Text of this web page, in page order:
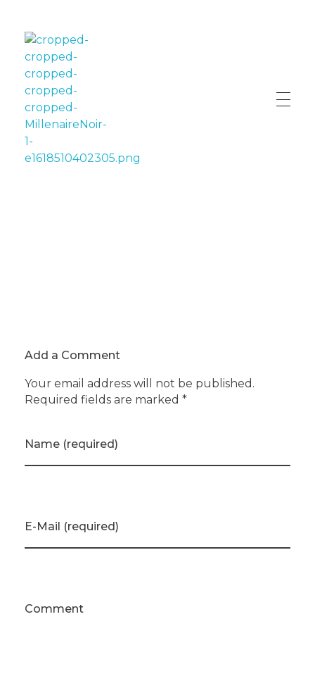
Add a Comment
Your email address will not be published.
Required fields are marked *
Name (required)
E-Mail (required)
Comment